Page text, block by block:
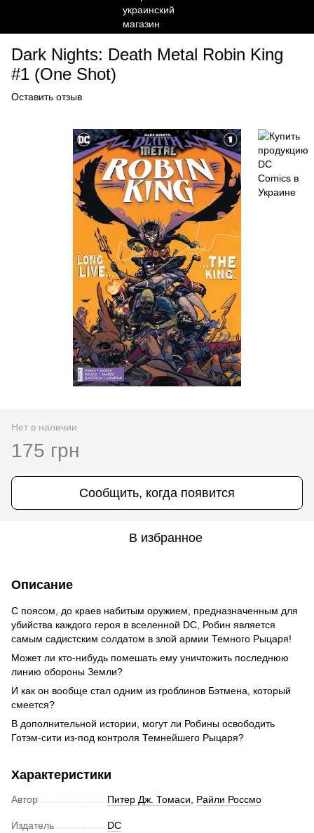
Dark Nights: Death Metal Robin King
#1 (One Shot)
Оставить отзыв
Нет в наличии
175 грн
Сообщить, когда появится
В избранное
Описание
C поясом, до краев набитым оружием, предназначенным для
убийства каждого героя в вселенной DC, Робин является
самым садистским солдатом в злой армии Темного Рыцаря!
Может ли кто-нибудь помешать ему уничтожить последнюю
линию обороны Земли?
И как он вообще стал одним из гроблинов Бэтмена, который
смеется?
В дополнительной истории, могут ли Робины освободить
Готэм-сити из-под контроля Темнейшего Рыцаря?
Характеристики
Автор Питер Дж. Томаси, Райли Россмо
Издатель DC